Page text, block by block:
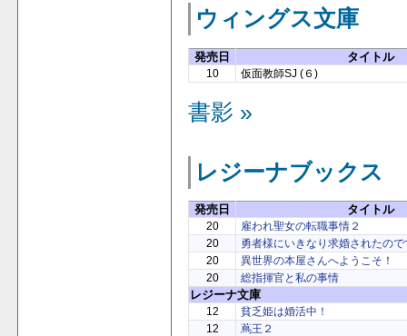
ウィングス文庫
発売日 タイトル
10 仮面教師SJ (６)
書影 »
レジーナブックス
発売日 タイトル
20
雇われ聖女の転職事情２
20
勇者様にいきなり求婚されたので
20
異世界の本屋さんへようこそ！
20
総指揮官と私の事情
レジーナ文庫
12
貧乏姫は婚活中！
12
蔦王２